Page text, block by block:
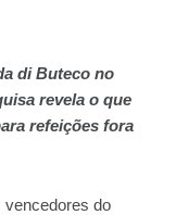
di Buteco no
revela o que
refeições fora
vencedores do